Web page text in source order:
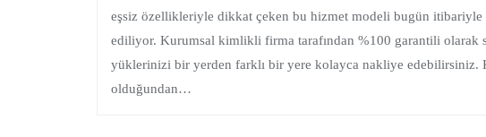
eşsiz özellikleriyle dikkat çeken bu hizmet modeli bugün
ediliyor. Kurumsal kimlikli firma tarafından %100 garantili olarak
yüklerinizi bir yerden farklı bir yere kolayca nakliye edebilirsiniz.
olduğundan…